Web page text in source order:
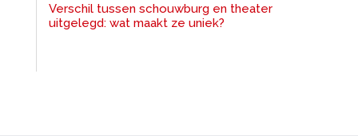
Verschil tussen schouwburg en theater
uitgelegd: wat maakt ze uniek?